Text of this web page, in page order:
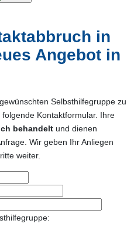
in
Angebot in
Selbsthilfegruppe zu
Kontaktformular. Ihre
behandelt und dienen
Wir geben Ihr Anliegen
weiter.